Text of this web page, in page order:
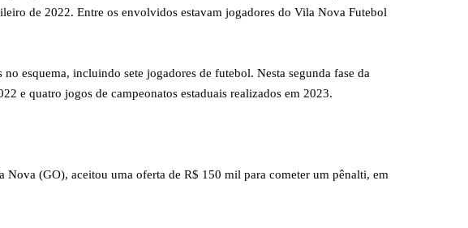
de 2022. Entre os envolvidos estavam jogadores do Vila Nova Futebol
esquema, incluindo sete jogadores de futebol. Nesta segunda fase da
e quatro jogos de campeonatos estaduais realizados em 2023.
(GO), aceitou uma oferta de R$ 150 mil para cometer um pênalti, em